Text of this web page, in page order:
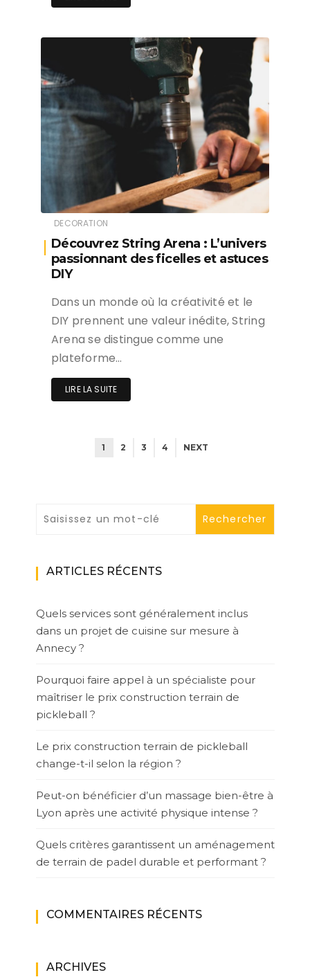
DECORATION
Découvrez String Arena : L’univers
passionnant des ficelles et astuces
DIY
Dans un monde où la créativité et le
DIY prennent une valeur inédite, String
Arena se distingue comme une
plateforme…
LIRE LA SUITE
1 2 3 4 NEXT
ARTICLES RÉCENTS
Quels services sont généralement inclus
dans un projet de cuisine sur mesure à
Annecy ?
Pourquoi faire appel à un spécialiste pour
maîtriser le prix construction terrain de
pickleball ?
Le prix construction terrain de pickleball
change-t-il selon la région ?
Peut-on bénéficier d’un massage bien-être à
Lyon après une activité physique intense ?
Quels critères garantissent un aménagement
de terrain de padel durable et performant ?
COMMENTAIRES RÉCENTS
ARCHIVES